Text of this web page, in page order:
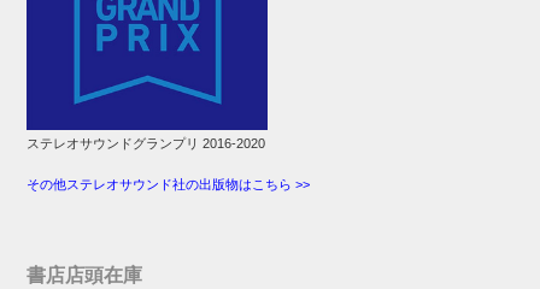
ステレオサウンドグランプリ 2016-2020
その他ステレオサウンド社の出版物はこちら >>
書店店頭在庫